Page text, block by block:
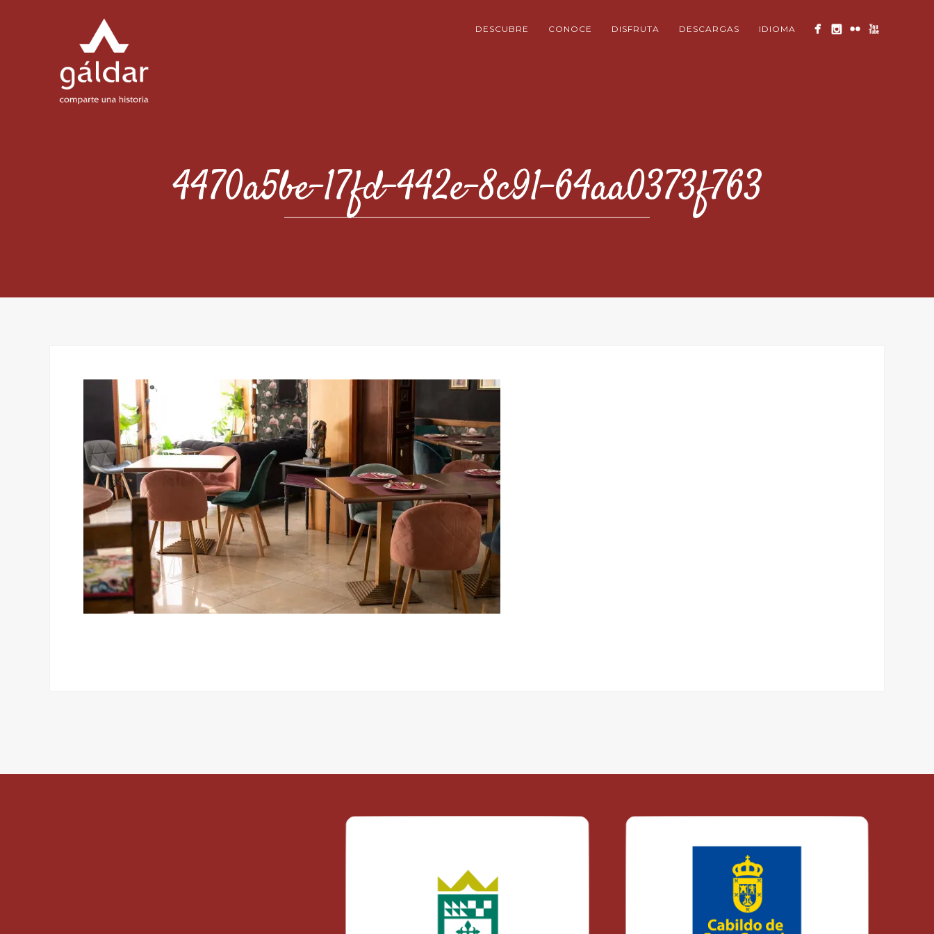
DESCUBRE CONOCE DISFRUTA DESCARGAS IDIOMA
4470a5be-17fd-442e-8c91-64aa0373f763